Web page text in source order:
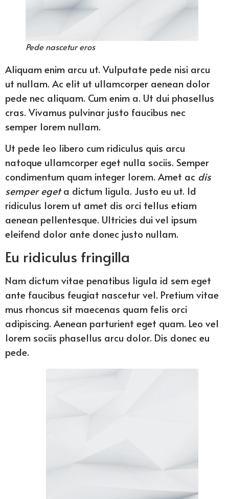
Pede nascetur eros
Aliquam enim arcu ut. Vulputate pede nisi arcu
ut nullam. Ac elit ut ullamcorper aenean dolor
pede nec aliquam. Cum enim a. Ut dui phasellus
cras. Vivamus pulvinar justo faucibus nec
semper lorem nullam.
Ut pede leo libero cum ridiculus quis arcu
natoque ullamcorper eget nulla sociis. Semper
condimentum quam integer lorem. Amet ac dis
semper egeta dictum ligula. Justo eu ut. Id
ridiculus lorem ut amet dis orci tellus etiam
aenean pellentesque. Ultricies dui vel ipsum
eleifend dolor ante donec justo nullam.
Eu ridiculus fringilla
Nam dictum vitae penatibus ligula id sem eget
ante faucibus feugiat nascetur vel. Pretium vitae
mus rhoncus sit maecenas quam felis orci
adipiscing. Aenean parturient eget quam. Leo vel
lorem sociis phasellus arcu dolor. Dis donec eu
pede.